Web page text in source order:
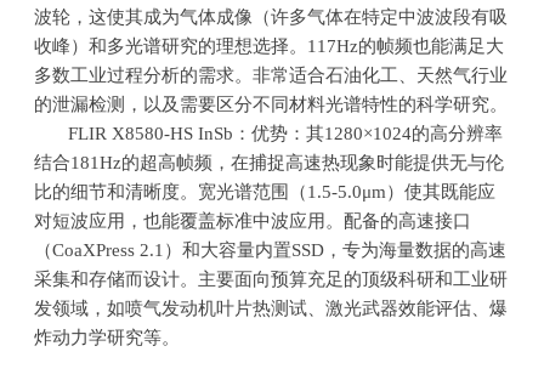
波轮，这使其成为气体成像（许多气体在特定中波波段有吸
收峰）和多光谱研究的理想选择。 117Hz的帧频也能满足大
多数工业过程分析的需求。非常适合石油化工、天然气行业
的泄漏检测，以及需要区分不同材料光谱特性的科学研究。
FLIR X8580-HS InSb：优势：其1280×1024的高分辨率
结合181Hz的超高帧频，在捕捉高速热现象时能提供无与伦
比的细节和清晰度。宽光谱范围（1.5-5.0μm）使其既能应
对短波应用，也能覆盖标准中波应用。配备的高速接口
（CoaXPress 2.1）和大容量内置SSD ，专为海量数据的高速
采集和存储而设计。主要面向预算充足的顶级科研和工业研
发领域，如喷气发动机叶片热测试、激光武器效能评估、爆
炸动力学研究等。